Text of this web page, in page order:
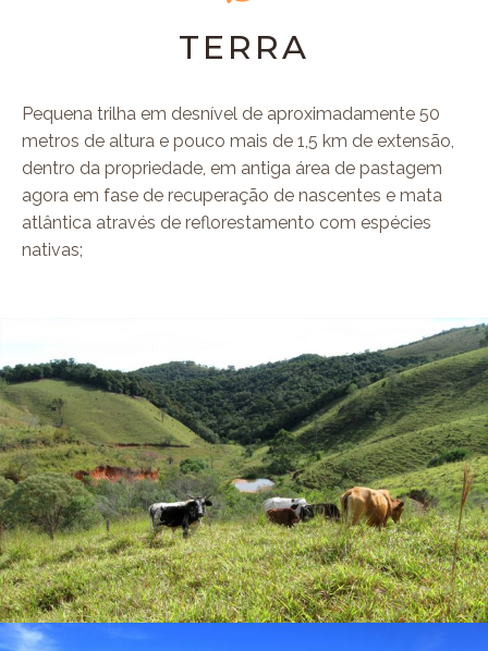
TERRA
Pequena trilha em desnível de aproximadamente 50
metros de altura e pouco mais de 1,5 km de extensão,
dentro da propriedade, em antiga área de pastagem
agora em fase de recuperação de nascentes e mata
atlântica através de reflorestamento com espécies
nativas;